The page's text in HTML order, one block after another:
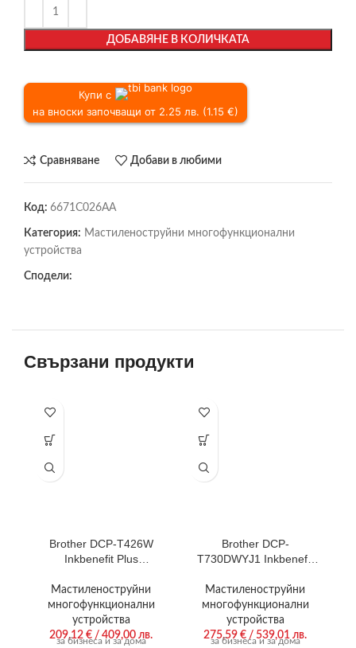
ДОБАВЯНЕ В КОЛИЧКАТА
Купи с
на вноски започващи от 2.25 лв. (1.15 €)
Сравняване Добави в любими
Код: 6671C026AA
Категория: Мастиленоструйни многофункционални
устройства
Сподели:
Свързани продукти
Brother DCP-T426W
Inkbenefit Plus
Мастиленоструйни
многофункционални
устройства
209,12 € / 409,00 лв.
за бизнеса и за дома
Brother DCP-
T730DWYJ1 Inkbenefit
Мастиленоструйни
многофункционални
устройства
275,59 € / 539,01 лв.
за бизнеса и за дома